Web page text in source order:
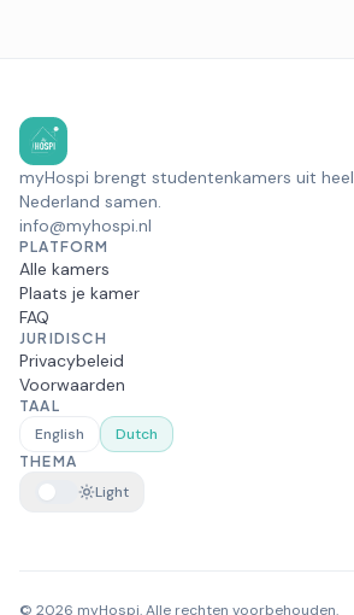
myHospi brengt studentenkamers uit heel
Nederland samen.
info@myhospi.nl
PLATFORM
Alle kamers
Plaats je kamer
FAQ
JURIDISCH
Privacybeleid
Voorwaarden
TAAL
English Dutch
THEMA
Light
© 2026 myHospi. Alle rechten voorbehouden.